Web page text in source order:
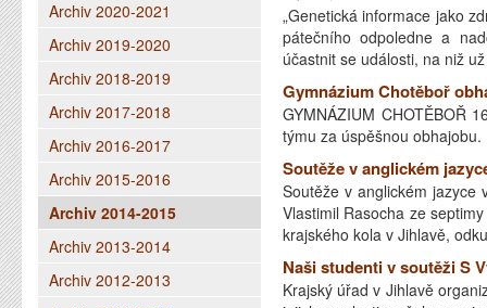
Archiv 2020-2021
Archiv 2019-2020
Archiv 2018-2019
Archiv 2017-2018
Archiv 2016-2017
Archiv 2015-2016
Archiv 2014-2015
Archiv 2013-2014
Archiv 2012-2013
„Genetická informace
pátečního odpoledne a
účastnit se události, na niž
Gymnázium Chotěboř
GYMNÁZIUM CHOTĚBOŘ
týmu za úspěšnou
Soutěže v anglickém
Soutěže v anglickém jazyce
Vlastimil Rasocha ze
krajského kola v Jihlavě,
Naši studenti v soutěži S
Krajský úřad v Jihlavě